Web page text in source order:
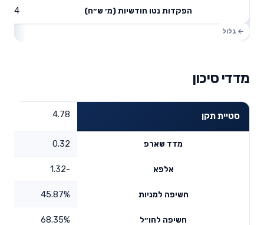
הפקדות נטו חודשיות (מ׳ ש״ח) 4.34
מדדי סיכון
סטיית תקן 4.78
מדד שארפ 0.32
אלפא -1.32
חשיפה למניות 45.87%
חשיפה לחו״ל 68.35%